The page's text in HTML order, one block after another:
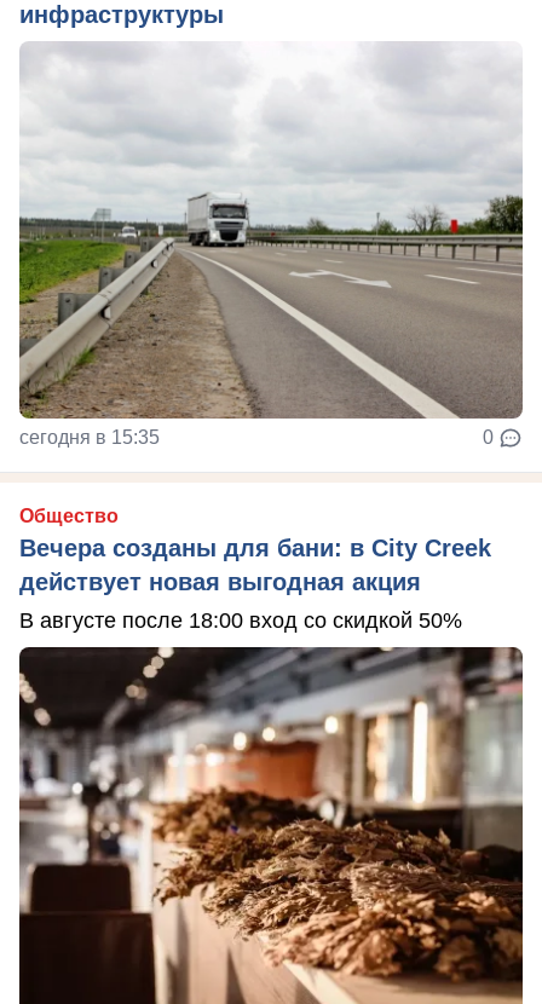
инфраструктуры
сегодня в 15:35 0
Общество
Вечера созданы для бани: в City Creek
действует новая выгодная акция
В августе после 18:00 вход со скидкой 50%